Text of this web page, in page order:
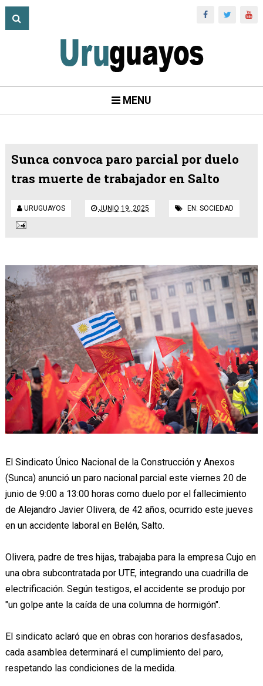
MENU
Sunca convoca paro parcial por duelo
tras muerte de trabajador en Salto
URUGUAYOS JUNIO 19, 2025 EN: SOCIEDAD
El Sindicato Único Nacional de la Construcción y Anexos
(Sunca) anunció un paro nacional parcial este viernes 20 de
junio de 9:00 a 13:00 horas como duelo por el fallecimiento
de Alejandro Javier Olivera, de 42 años, ocurrido este jueves
en un accidente laboral en Belén, Salto.
Olivera, padre de tres hijas, trabajaba para la empresa Cujo en
una obra subcontratada por UTE, integrando una cuadrilla de
electrificación. Según testigos, el accidente se produjo por
"un golpe ante la caída de una columna de hormigón".
El sindicato aclaró que en obras con horarios desfasados,
cada asamblea determinará el cumplimiento del paro,
respetando las condiciones de la medida.